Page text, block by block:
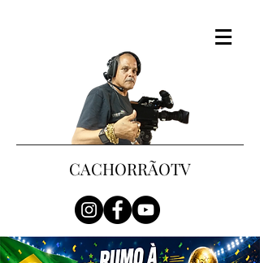
CACHORRÃOTV